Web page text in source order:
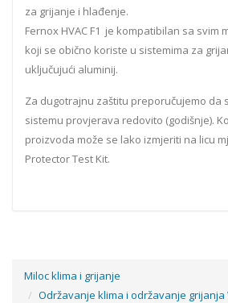
za grijanje i hlađenje.
Fernox HVAC F1 je kompatibilan sa svim
koji se obično koriste u sistemima za
uključujući aluminij.
Za dugotrajnu zaštitu preporučujemo da
sistemu provjerava redovito (godišnje).
proizvoda može se lako izmjeriti na licu
Protector Test Kit.
Miloc klima i grijanje
Održavanje klima i održavanje grijanja